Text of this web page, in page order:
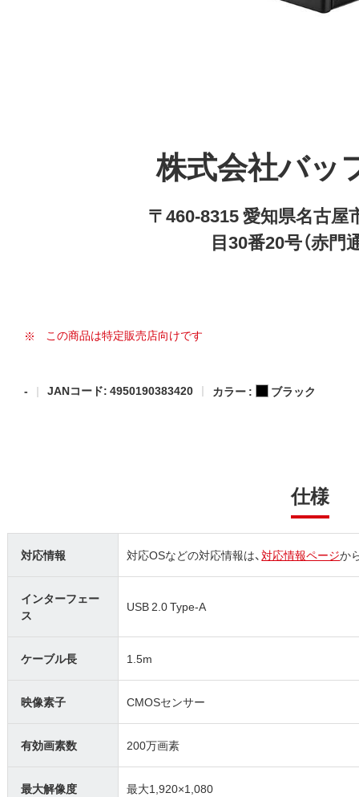
株式会社バッ
〒460-8315 愛知県名古屋
目30番20号（赤門
この商品は特定販売店向けです
- JANコード: 4950190383420 カラー : ブラック
仕様
対応情報 対応OSなどの対応情報は、対応情報ページか
インターフェー
ス
USB 2.0 Type-A
ケーブル長 1.5m
映像素子 CMOSセンサー
有効画素数 200万画素
最大解像度 最大1,920×1,080